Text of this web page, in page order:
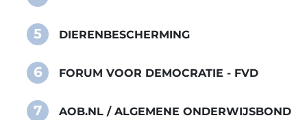
5 DIERENBESCHERMING
6 FORUM VOOR DEMOCRATIE - FVD
7 AOB.NL / ALGEMENE ONDERWIJSBOND